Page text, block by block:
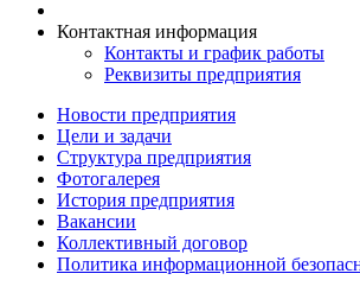
Контактная информация
Контакты и график работы
Реквизиты предприятия
Новости предприятия
Цели и задачи
Структура предприятия
Фотогалерея
История предприятия
Вакансии
Коллективный договор
Политика информационной